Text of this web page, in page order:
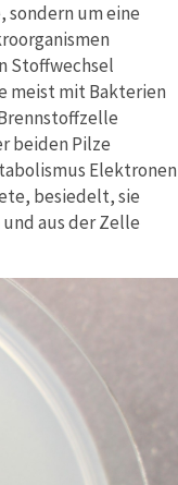
sondern um eine
Stoffwechsel
meist mit Bakterien
beiden Pilze
Elektronen
besiedelt, sie
aus der Zelle